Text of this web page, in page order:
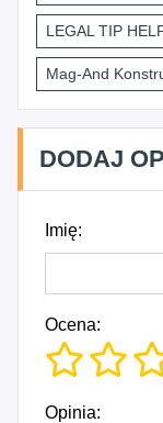
LEGAL TIP
Mag-And
DODAJ
Imię:
Ocena:
Opinia: